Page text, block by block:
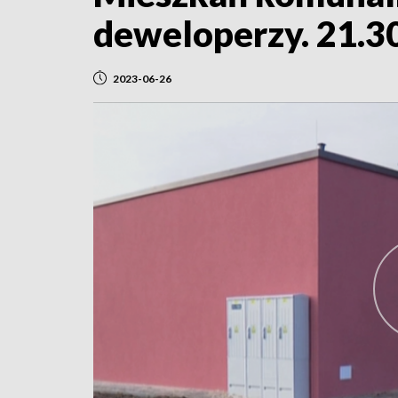
deweloperzy.
2023-06-26